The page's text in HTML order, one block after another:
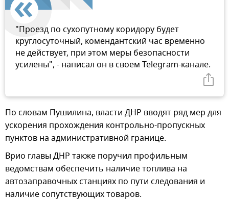
"Проезд по сухопутному коридору будет
круглосуточный, комендантский час временно
не действует, при этом меры безопасности
усилены", - написал он в своем Telegram-канале.
По словам Пушилина, власти ДНР вводят ряд мер для
ускорения прохождения контрольно-пропускных
пунктов на административной границе.
Врио главы ДНР также поручил профильным
ведомствам обеспечить наличие топлива на
автозаправочных станциях по пути следования и
наличие сопутствующих товаров.